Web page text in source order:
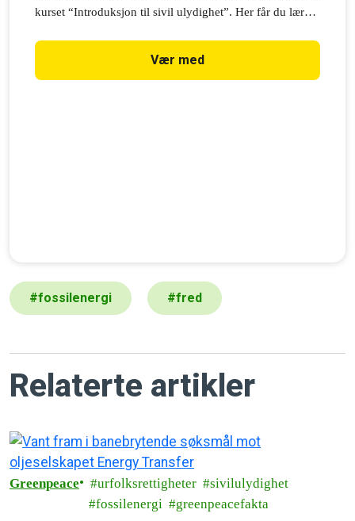
kurset “Introduksjon til sivil ulydighet”. Her får du lære
Registrer deg i dag.
Vær med
#fossilenergi #fred
Relaterte artikler
Greenpeace urfolksrettigheter
sivilulydighet
fossilenergi
greenpeacefakta